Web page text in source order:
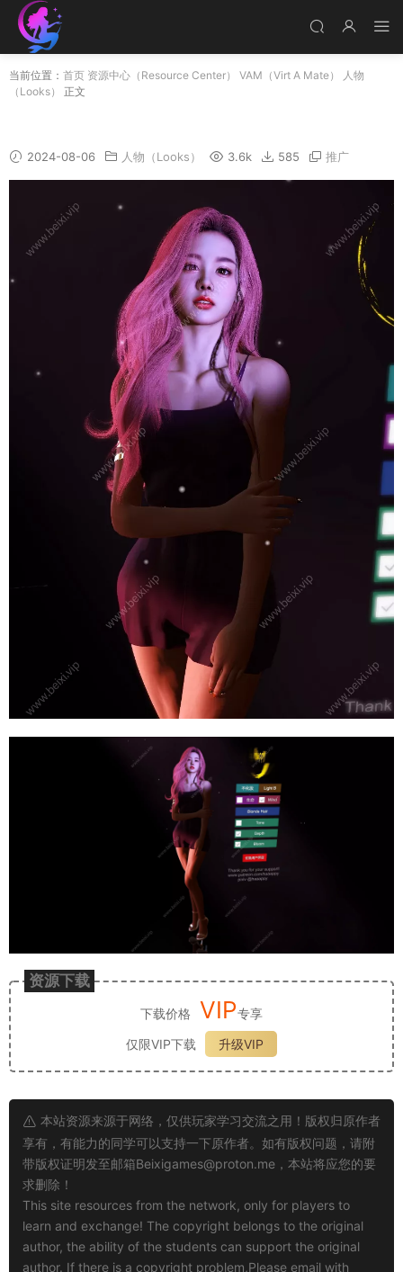
当前位置： 首页 资源中心（Resource Center） VAM（Virt A Mate）
人物
（Looks）
正文
2024-08-06 人物（Looks） 3.6k 585 推广
资源下载
下载价格 VIP专享
仅限VIP下载
升级VIP
本站资源来源于网络，仅供玩家学习交流之用！版权归原作者
享有，有能力的同学可以支持一下原作者。如有版权问题，请附
带版权证明发至邮箱Beixigames@proton.me ，本站将应您的要
求删除！
This site resources from the network, only for players to
learn and exchange! The copyright belongs to the original
author, the ability of the students can support the original
author. If there is a copyright problem,Please email with